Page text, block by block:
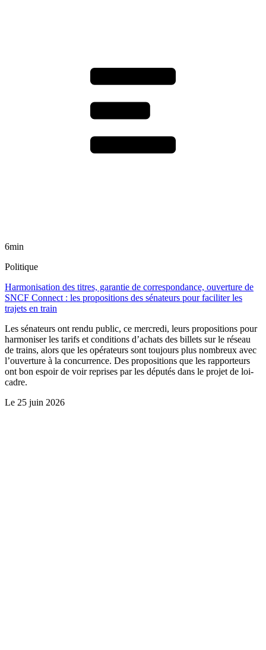
6min
Politique
Harmonisation des titres, garantie de correspondance, ouverture de
SNCF Connect : les propositions des sénateurs pour faciliter les
trajets en train
Les sénateurs ont rendu public, ce mercredi, leurs propositions pour
harmoniser les tarifs et conditions d’achats des billets sur le réseau
de trains, alors que les opérateurs sont toujours plus nombreux avec
l’ouverture à la concurrence. Des propositions que les rapporteurs
ont bon espoir de voir reprises par les députés dans le projet de loi-
cadre.
Le 25 juin 2026